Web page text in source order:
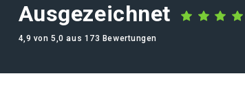
Ausgezeichnet
4,9 von 5,0 aus 173 Bewertungen